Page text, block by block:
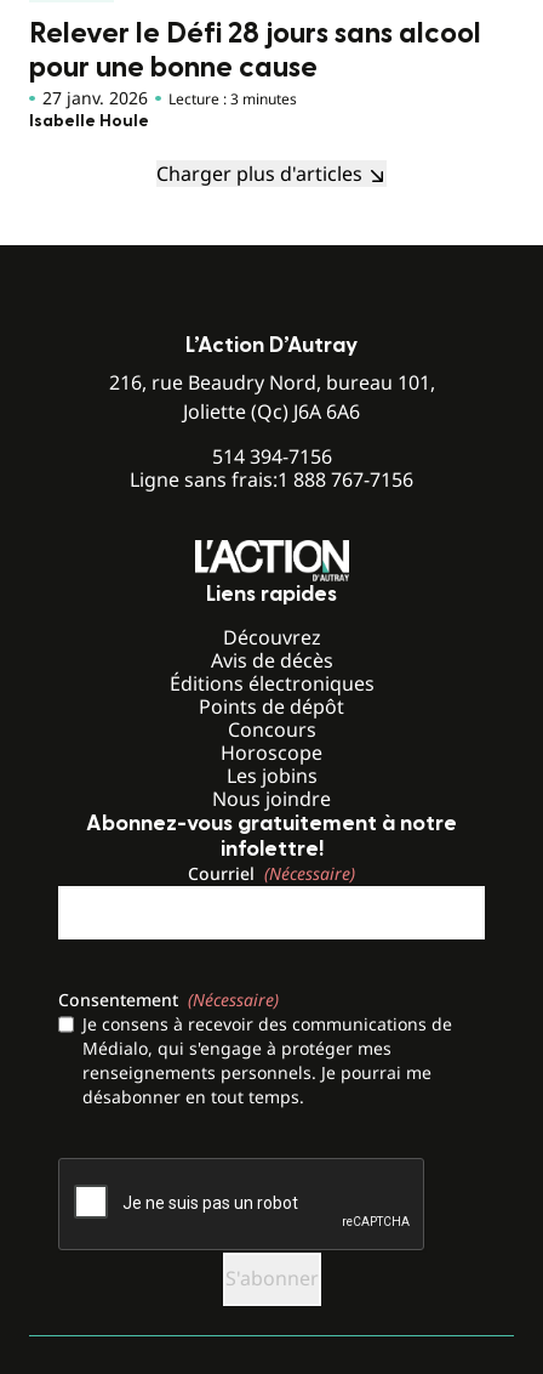
Relever le Défi 28 jours sans alcool
pour une bonne cause
27 janv. 2026 Lecture : 3 minutes
Isabelle Houle
Charger plus d'articles
L’Action D’Autray
216, rue Beaudry Nord, bureau 101,
Joliette (Qc) J6A 6A6
514 394-7156
Ligne sans frais:1 888 767-7156
Liens rapides
Découvrez
Avis de décès
Éditions électroniques
Points de dépôt
Concours
Horoscope
Les jobins
Nous joindre
Abonnez-vous gratuitement à notre
infolettre!
Courriel (Nécessaire)
Consentement (Nécessaire)
Je consens à recevoir des communications de
Médialo, qui s'engage à protéger mes
renseignements personnels. Je pourrai me
désabonner en tout temps.
CAPTCHA